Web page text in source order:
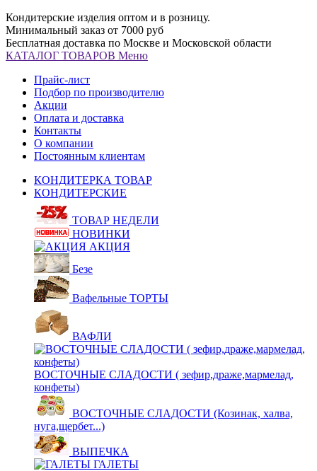
Кондитерские изделия оптом и в розницу.
Минимальный заказ от 7000 руб
Бесплатная доставка по Москве и Московской области
КАТАЛОГ ТОВАРОВ Меню
Прайс-лист
Подбор по производителю
Акции
Оплата и доставка
Контакты
О компании
Постоянным клиентам
КОНДИТЕРКА ТОВАР
КОНДИТЕРСКИЕ
ТОВАР НЕДЕЛИ
НОВИНКИ
АКЦИЯ
Безе
Вафельные ТОРТЫ
ВАФЛИ
ВОСТОЧНЫЕ СЛАДОСТИ ( зефир,драже,мармелад,
конфеты)
ВОСТОЧНЫЕ СЛАДОСТИ (Козинак, халва,
нуга,щербет...)
ВЫПЕЧКА
ГАЛЕТЫ